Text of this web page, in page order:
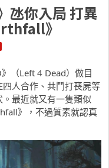
氹你入局 打異
》
（Left 4 Dead）做目
人合作、共鬥打喪屍等
最近就又有一隻類似
》，不過質素就認真